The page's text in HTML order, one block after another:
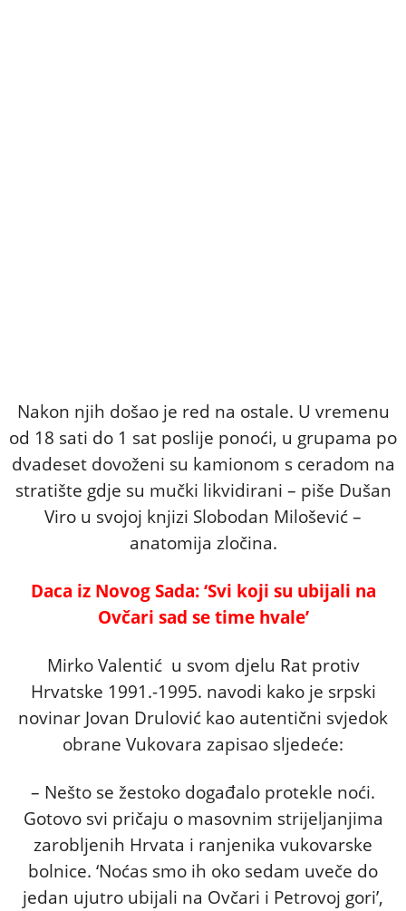
Nakon njih došao je red na ostale. U vremenu
od 18 sati do 1 sat poslije ponoći, u grupama po
dvadeset dovoženi su kamionom s ceradom na
stratište gdje su mučki likvidirani – piše Dušan
Viro u svojoj knjizi Slobodan Milošević –
anatomija zločina.
Daca iz Novog Sada: ‘Svi koji su ubijali na
Ovčari sad se time hvale’
Mirko Valentić u svom djelu Rat protiv
Hrvatske 1991.-1995. navodi kako je srpski
novinar Jovan Drulović kao autentični svjedok
obrane Vukovara zapisao sljedeće:
– Nešto se žestoko događalo protekle noći.
Gotovo svi pričaju o masovnim strijeljanjima
zarobljenih Hrvata i ranjenika vukovarske
bolnice. ‘Noćas smo ih oko sedam uveče do
jedan ujutro ubijali na Ovčari i Petrovoj gori’,